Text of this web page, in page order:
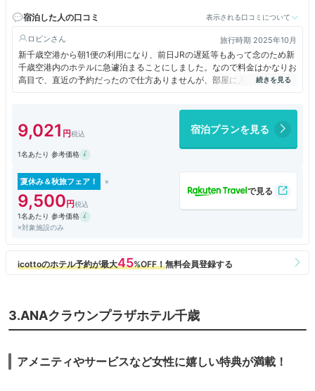
宿泊した人の口コミ 表示される口コミについて
ロビン 旅行時期 2025年10月
新千歳空港から朝1便の利用になり、前日JRの遅延等もあって念のため新
千歳空港内のホテルに急遽泊まることにしました。なので料金はかなりお
高目で、直近の予約だったので仕方ありませんが、部屋に入ってこの狭さ
でこのお値段かとちょっとがっかりでしたが、唯一お部屋の窓から飛行機
あと思っています。
9,021 宿泊プランを見る
1名あたり 参考価格
夏休み＆秋旅フェア！
9,500
1名あたり 参考価格
※対象施設のみ
3.ANAクラウンプラザホテル千歳
アメニティやサービスなど女性に嬉しい特典が満載！